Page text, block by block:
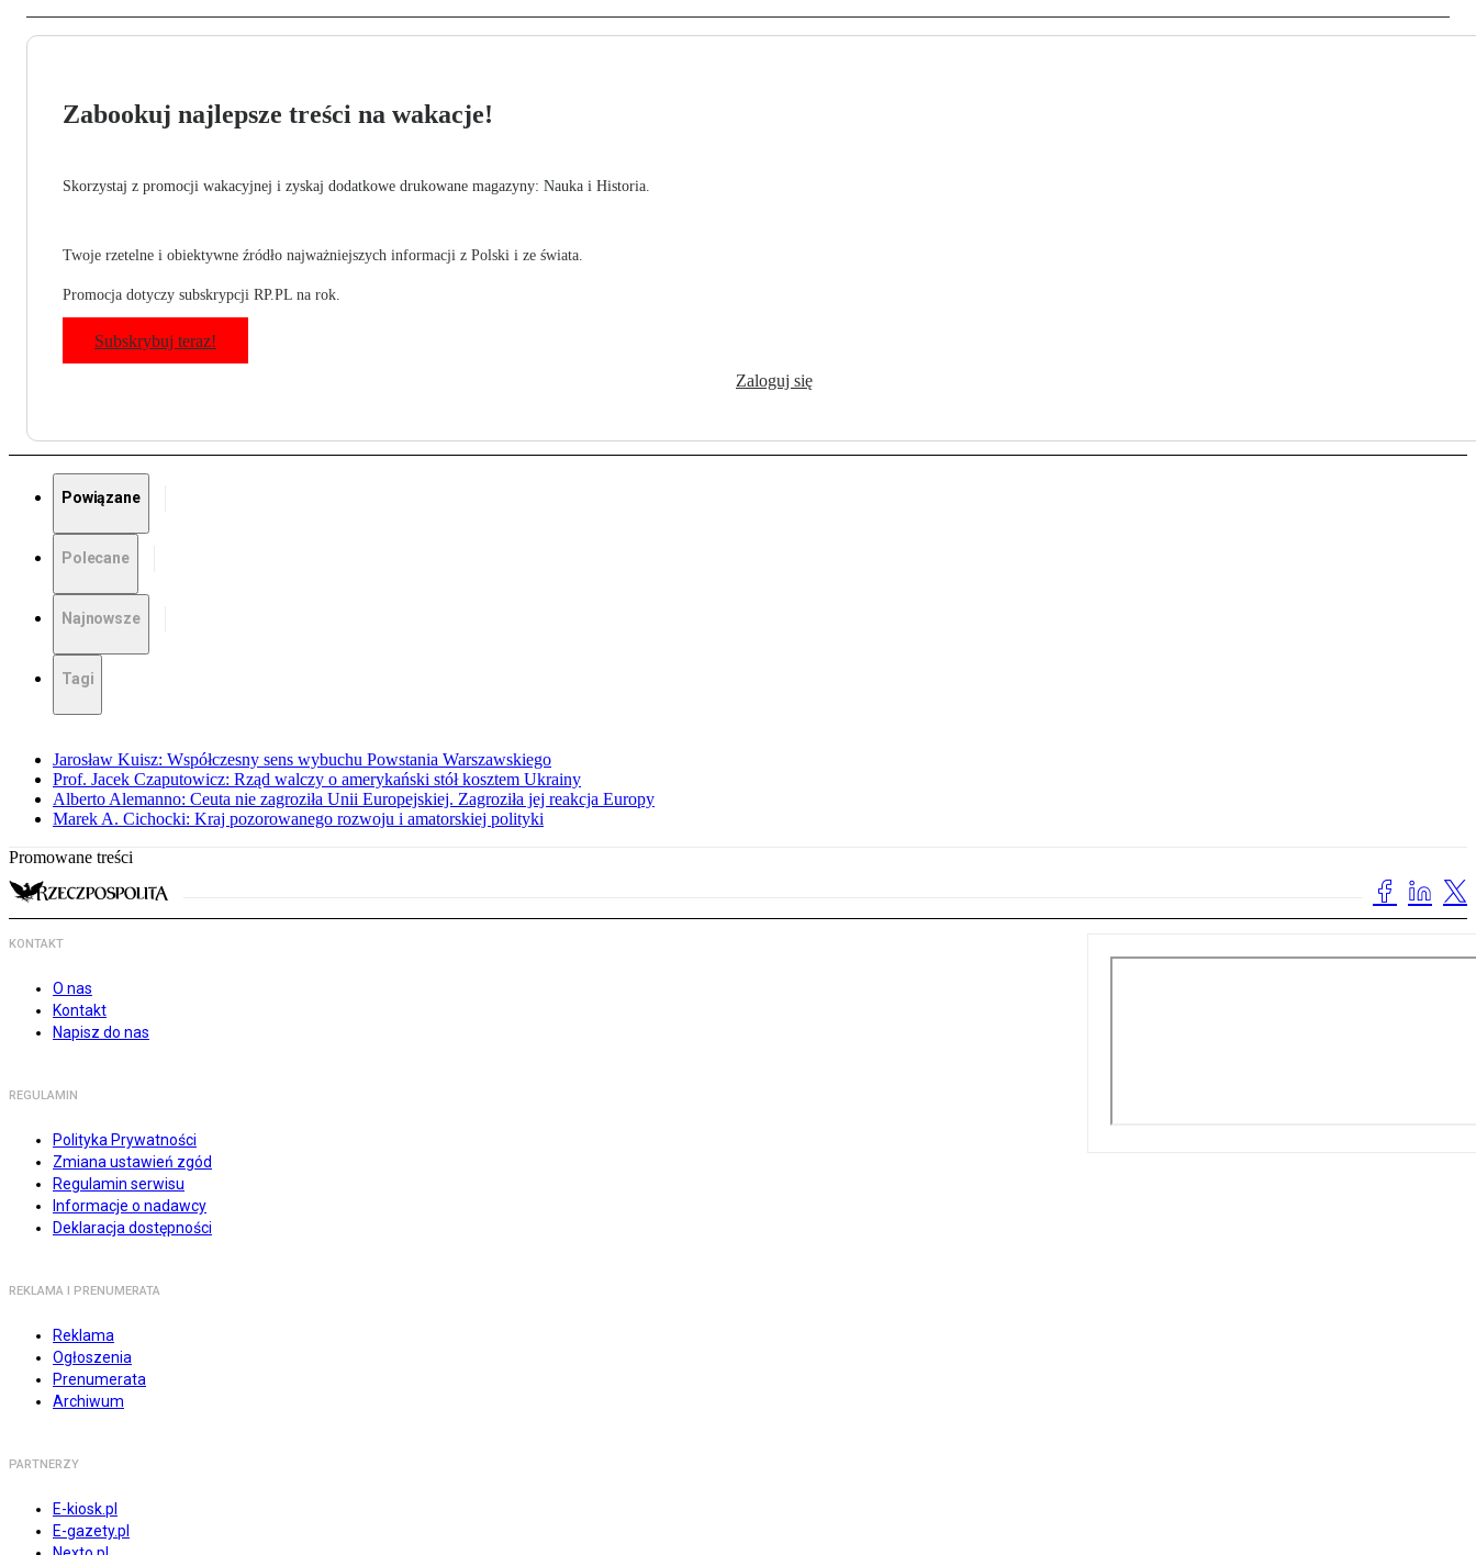
Zabookuj najlepsze treści na wakacje!
Skorzystaj z promocji wakacyjnej i zyskaj dodatkowe drukowane magazyny: Nauka i Historia.
Twoje rzetelne i obiektywne źródło najważniejszych informacji z Polski i ze świata.
Promocja dotyczy subskrypcji RP.PL na rok.
Subskrybuj teraz!
Zaloguj się
Powiązane
Polecane
Najnowsze
Tagi
Jarosław Kuisz: Współczesny sens wybuchu Powstania Warszawskiego
Prof. Jacek Czaputowicz: Rząd walczy o amerykański stół kosztem Ukrainy
Alberto Alemanno: Ceuta nie zagroziła Unii Europejskiej. Zagroziła jej reakcja Europy
Marek A. Cichocki: Kraj pozorowanego rozwoju i amatorskiej polityki
Promowane treści
KONTAKT
O nas
Kontakt
Napisz do nas
REGULAMIN
Polityka Prywatności
Zmiana ustawień zgód
Regulamin serwisu
Informacje o nadawcy
Deklaracja dostępności
REKLAMA I PRENUMERATA
Reklama
Ogłoszenia
Prenumerata
Archiwum
PARTNERZY
E-kiosk.pl
E-gazety.pl